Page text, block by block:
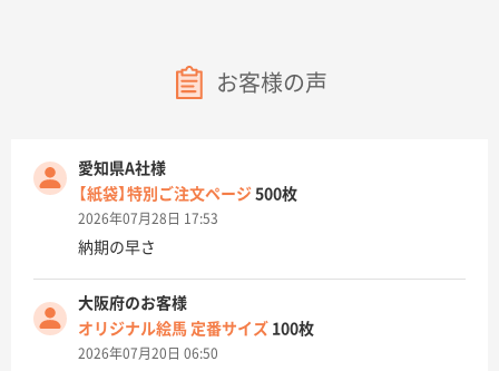
お客様の声
愛知県A社様
【紙袋】特別ご注文ページ 500枚
2026年07月28日 17:53
納期の早さ
大阪府のお客様
オリジナル絵馬 定番サイズ 100枚
2026年07月20日 06:50